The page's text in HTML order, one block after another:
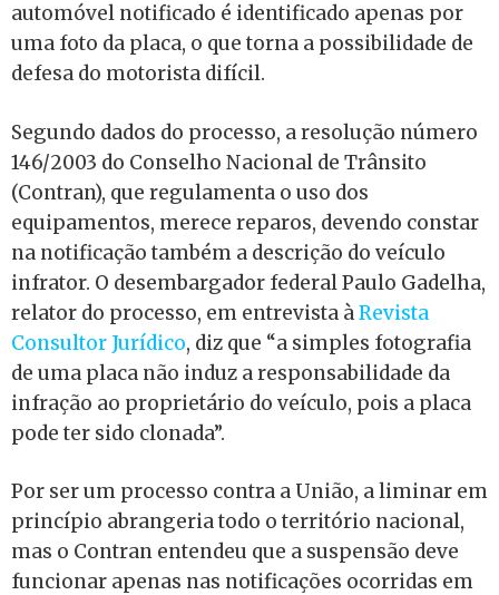
automóvel notificado é identificado apenas por
uma foto da placa, o que torna a possibilidade de
defesa do motorista difícil.
Segundo dados do processo, a resolução número
146/2003 do Conselho Nacional de Trânsito
(Contran), que regulamenta o uso dos
equipamentos, merece reparos, devendo constar
na notificação também a descrição do veículo
infrator. O desembargador federal Paulo Gadelha,
relator do processo, em entrevista àRevista
Consultor Jurídico, diz que “a simples fotografia
de uma placa não induz a responsabilidade da
infração ao proprietário do veículo, pois a placa
pode ter sido clonada”.
Por ser um processo contra a União, a liminar em
princípio abrangeria todo o território nacional,
mas o Contran entendeu que a suspensão deve
funcionar apenas nas notificações ocorridas em